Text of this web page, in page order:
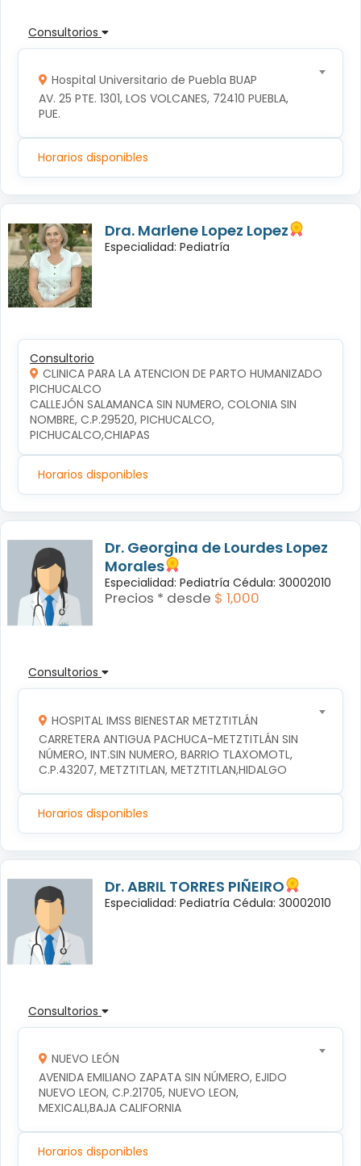
Consultorios
Hospital Universitario de Puebla BUAP
AV. 25 PTE. 1301, LOS VOLCANES, 72410 PUEBLA,
PUE.
Horarios disponibles
Dra. Marlene Lopez Lopez
Especialidad: Pediatría
Consultorio
CLINICA PARA LA ATENCION DE PARTO HUMANIZADO
PICHUCALCO
CALLEJÓN SALAMANCA SIN NUMERO, COLONIA SIN
NOMBRE, C.P.29520, PICHUCALCO,
PICHUCALCO,CHIAPAS
Horarios disponibles
Dr. Georgina de Lourdes Lopez
Morales
Especialidad: Pediatría Cédula: 30002010
Precios * desde $ 1,000
Consultorios
HOSPITAL IMSS BIENESTAR METZTITLÁN
CARRETERA ANTIGUA PACHUCA-METZTITLÁN SIN
NÚMERO, INT.SIN NUMERO, BARRIO TLAXOMOTL,
C.P.43207, METZTITLAN, METZTITLAN,HIDALGO
Horarios disponibles
Dr. ABRIL TORRES PIÑEIRO
Especialidad: Pediatría Cédula: 30002010
Consultorios
NUEVO LEÓN
AVENIDA EMILIANO ZAPATA SIN NÚMERO, EJIDO
NUEVO LEON, C.P.21705, NUEVO LEON,
MEXICALI,BAJA CALIFORNIA
Horarios disponibles